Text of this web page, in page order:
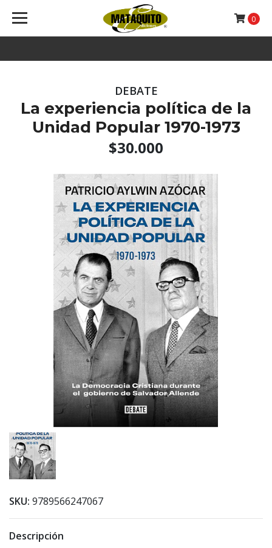
0
DEBATE
La experiencia política de la
Unidad Popular 1970-1973
$30.000
SKU: 9789566247067
Descripción